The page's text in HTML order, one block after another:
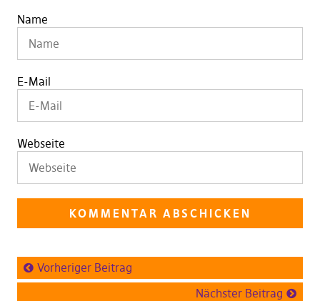
Name
E-Mail
Webseite
Vorheriger Beitrag
Nächster Beitrag